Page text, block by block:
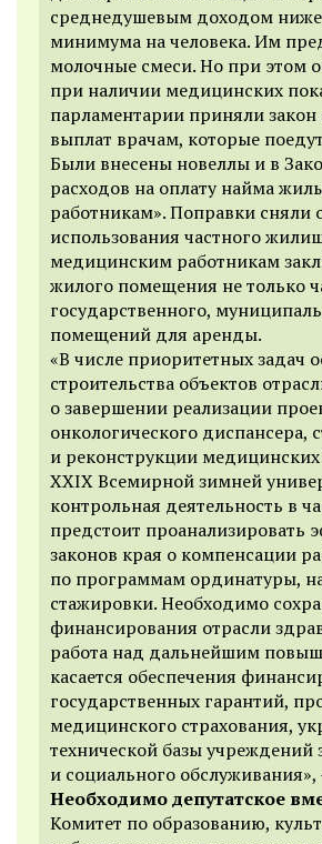
среднедушевым доходом
минимума на человека. Им
молочные смеси. Но при этом
при наличии медицинских
парламентарии приняли
выплат врачам, которые
Были внесены новеллы и в
расходов на оплату найма
работникам». Поправки сняли
использования частного
медицинским работникам
жилого помещения не только
государственного,
помещений для аренды.
«В числе приоритетных задач
строительства объектов
о завершении реализации
онкологического диспансера,
и реконструкции
XXIX Всемирной зимней
контрольная деятельность в
предстоит проанализировать
законов края о компенсации
по программам ординатуры,
стажировки. Необходимо
финансирования отрасли
работа над дальнейшим
касается обеспечения
государственных гарантий,
медицинского страхования,
технической базы учреждений
и социального
Необходимо депутатское
Комитет по образованию,